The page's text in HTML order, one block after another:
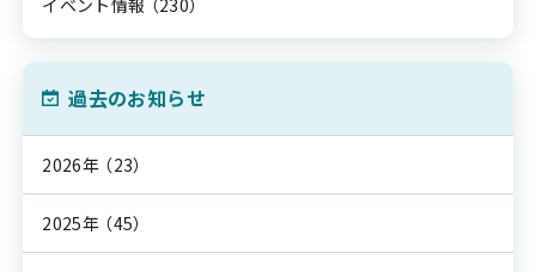
過去のお知らせ
2026年 （23）
2025年 （45）